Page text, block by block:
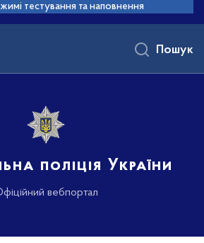
тестування та наповнення
поліція України
вебпортал
Пошук